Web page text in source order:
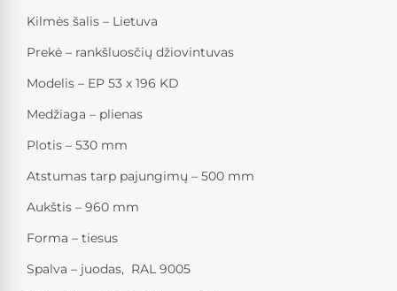
Kilmės šalis – Lietuva
Prekė – rankšluosčių džiovintuvas
Modelis – EP 53 x 196 KD
Medžiaga – plienas
Plotis – 530 mm
Atstumas tarp pajungimų – 500 mm
Aukštis – 960 mm
Forma – tiesus
Spalva – juodas, RAL 9005